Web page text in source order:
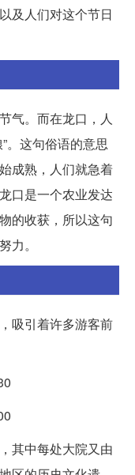
及人们对这个节日
气。而在龙口，人
。这句俗语的意思
成熟，人们就急着
口是一个农业发达
的收获，所以这句
力。
吸引着许多游客前
其中每处大院又由